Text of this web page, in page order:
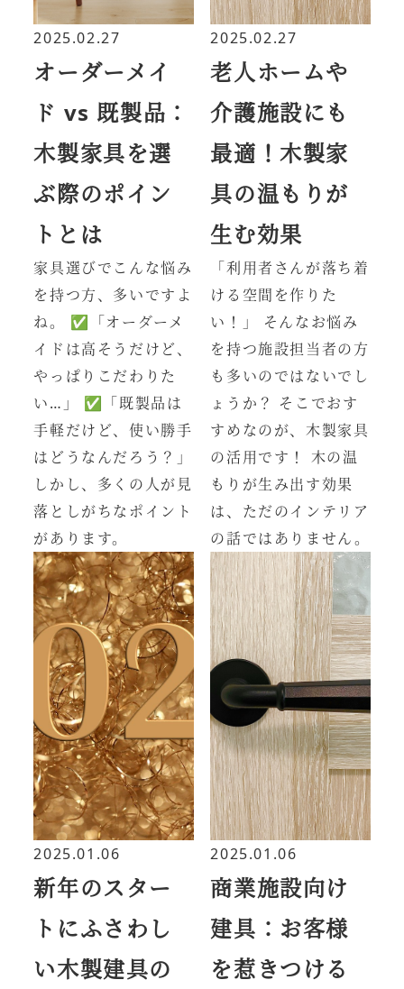
2025.02.27
オーダーメイ
ド vs 既製品：
木製家具を選
ぶ際のポイン
トとは
家具選びでこんな悩み
を持つ方、多いですよ
ね。 ✅「オーダーメ
イドは高そうだけど、
やっぱりこだわりた
い…」 ✅「既製品は
手軽だけど、使い勝手
はどうなんだろう？」
しかし、多くの人が見
落としがちなポイント
があります。
2025.02.27
老人ホームや
介護施設にも
最適！木製家
具の温もりが
生む効果
「利用者さんが落ち着
ける空間を作りた
い！」 そんなお悩み
を持つ施設担当者の方
も多いのではないでし
ょうか？ そこでおす
すめなのが、木製家具
の活用です！ 木の温
もりが生み出す効果
は、ただのインテリア
の話ではありません。
2025.01.06
新年のスター
トにふさわし
い木製建具の
2025.01.06
商業施設向け
建具：お客様
を惹きつける